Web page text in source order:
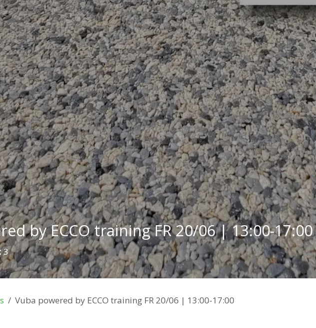
by ECCO training FR 20/06 | 13:00-17:00
3
Vuba powered by ECCO training FR 20/06 | 13:00-17:00